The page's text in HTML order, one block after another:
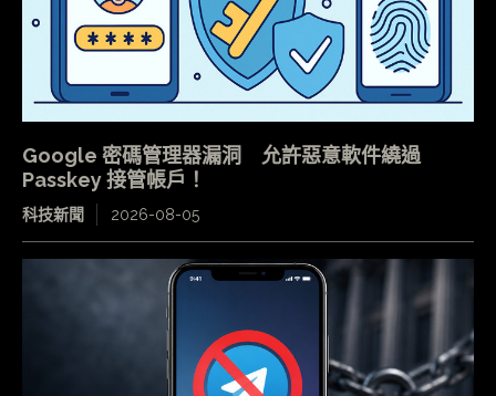
Google 密碼管理器漏洞 允許惡意軟件繞過
Passkey 接管帳戶！
科技新聞 2026-08-05